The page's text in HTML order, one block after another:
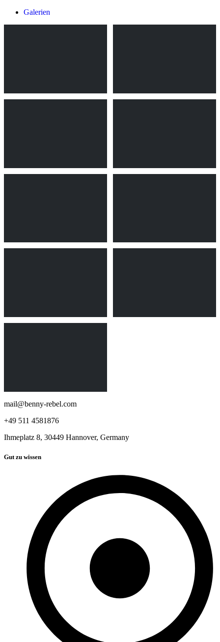
Galerien
mail@benny-rebel.com
+49 511 4581876
Ihmeplatz 8, 30449 Hannover, Germany
Gut zu wissen